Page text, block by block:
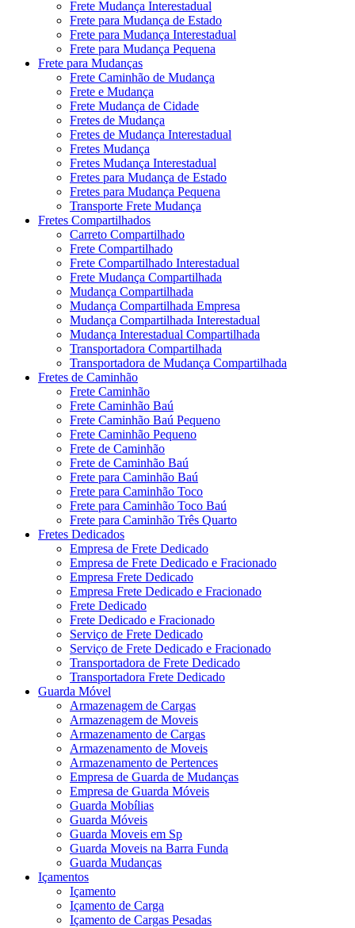
Frete Mudança Interestadual
Frete para Mudança de Estado
Frete para Mudança Interestadual
Frete para Mudança Pequena
Frete para Mudanças
Frete Caminhão de Mudança
Frete e Mudança
Frete Mudança de Cidade
Fretes de Mudança
Fretes de Mudança Interestadual
Fretes Mudança
Fretes Mudança Interestadual
Fretes para Mudança de Estado
Fretes para Mudança Pequena
Transporte Frete Mudança
Fretes Compartilhados
Carreto Compartilhado
Frete Compartilhado
Frete Compartilhado Interestadual
Frete Mudança Compartilhada
Mudança Compartilhada
Mudança Compartilhada Empresa
Mudança Compartilhada Interestadual
Mudança Interestadual Compartilhada
Transportadora Compartilhada
Transportadora de Mudança Compartilhada
Fretes de Caminhão
Frete Caminhão
Frete Caminhão Baú
Frete Caminhão Baú Pequeno
Frete Caminhão Pequeno
Frete de Caminhão
Frete de Caminhão Baú
Frete para Caminhão Baú
Frete para Caminhão Toco
Frete para Caminhão Toco Baú
Frete para Caminhão Três Quarto
Fretes Dedicados
Empresa de Frete Dedicado
Empresa de Frete Dedicado e Fracionado
Empresa Frete Dedicado
Empresa Frete Dedicado e Fracionado
Frete Dedicado
Frete Dedicado e Fracionado
Serviço de Frete Dedicado
Serviço de Frete Dedicado e Fracionado
Transportadora de Frete Dedicado
Transportadora Frete Dedicado
Guarda Móvel
Armazenagem de Cargas
Armazenagem de Moveis
Armazenamento de Cargas
Armazenamento de Moveis
Armazenamento de Pertences
Empresa de Guarda de Mudanças
Empresa de Guarda Móveis
Guarda Mobílias
Guarda Móveis
Guarda Moveis em Sp
Guarda Moveis na Barra Funda
Guarda Mudanças
Içamentos
Içamento
Içamento de Carga
Içamento de Cargas Pesadas